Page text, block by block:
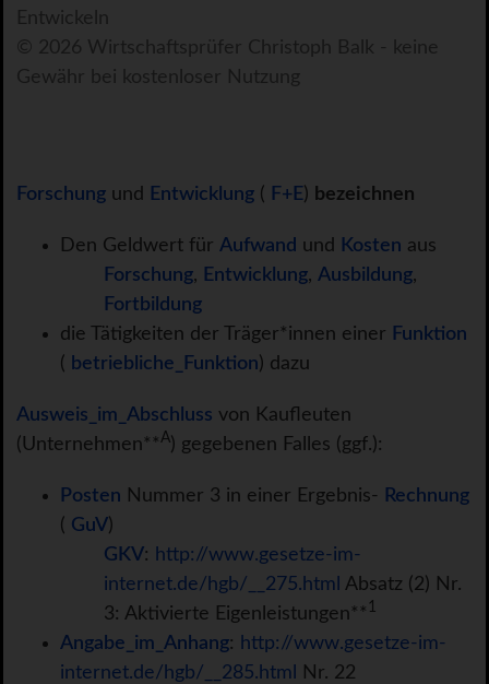
Entwickeln
© 2026 Wirtschaftsprüfer Christoph Balk - keine
Gewähr bei kostenloser Nutzung
Forschung und Entwicklung ( F+E) bezeichnen
Den Geldwert für Aufwand und Kosten aus
Forschung, Entwicklung, Ausbildung,
Fortbildung
die Tätigkeiten der Träger*innen einer Funktion
( betriebliche_Funktion) dazu
Ausweis_im_Abschluss von Kaufleuten
(Unternehmen** A) gegebenen Falles (ggf.):
Posten Nummer 3 in einer Ergebnis-
Rechnung
( GuV)
GKV: http://www.gesetze-im-
internet.de/hgb/__275.html Absatz (2) Nr.
3: Aktivierte Eigenleistungen** 1
Angabe_im_Anhang: http://www.gesetze-im-
internet.de/hgb/__285.html
Nr. 22